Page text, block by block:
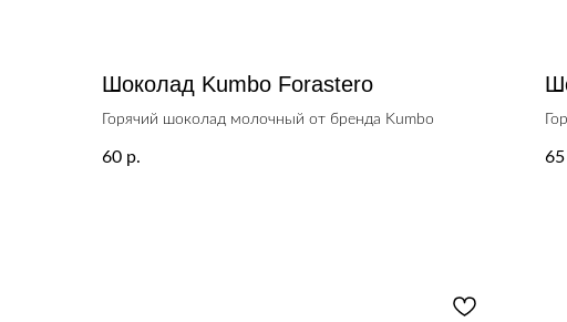
Шоколад Kumbo Forastero
Горячий шоколад молочный от бренда Kumbo
60 р. 65